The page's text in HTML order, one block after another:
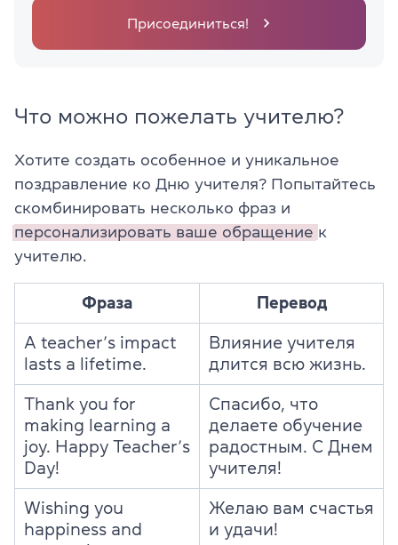
Присоединиться!
Что можно пожелать учителю?
Хотите создать особенное и уникальное
поздравление ко Дню учителя? Попытайтесь
скомбинировать несколько фраз и
персонализировать ваше обращение к
учителю.
Фраза Перевод
A teacher’s impact
lasts a lifetime.
Влияние учителя
длится всю жизнь.
Thank you for
making learning a
joy. Happy Teacher’s
Day!
Спасибо, что
делаете обучение
радостным. С Днем
учителя!
Wishing you
happiness and
Желаю вам счастья
и удачи!